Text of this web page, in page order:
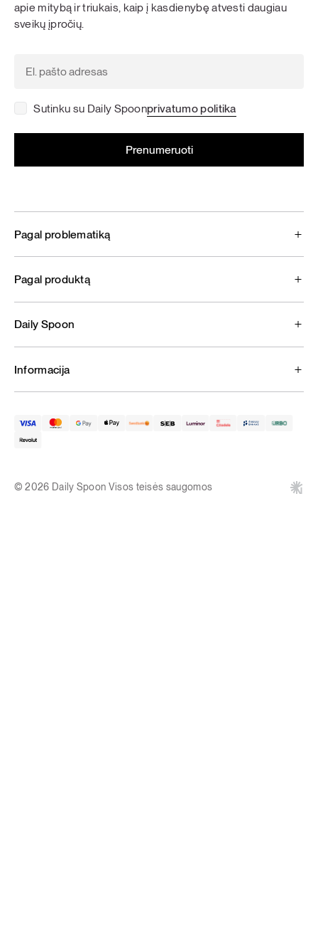
apie mitybą ir triukais, kaip į kasdienybę atvesti daugiau
sveikų įpročių.
Sutinku su Daily Spoonprivatumo politika
Pagal problematiką
Pagal produktą
Daily Spoon
Informacija
© 2026 Daily Spoon Visos teisės saugomos